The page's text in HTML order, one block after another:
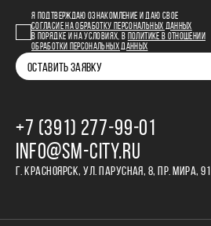
Я ПОДТВЕРЖДАЮ ОЗНАКОМЛЕНИЕ И ДАЮ СВОЕ
СОГЛАСИЕ НА ОБРАБОТКУ ПЕРСОНАЛЬНЫХ ДАННЫХ
В ПОРЯДКЕ И НА УСЛОВИЯХ, В
ПОЛИТИКЕ В ОТНОШЕНИИ
ОБРАБОТКИ ПЕРСОНАЛЬНЫХ ДАННЫХ
ОСТАВИТЬ ЗАЯВКУ
+7 (391) 277‒99‒01
INFO@SM-CITY.RU
Г. КРАСНОЯРСК, УЛ. ПАРУСНАЯ, 8, ПР. МИРА, 91